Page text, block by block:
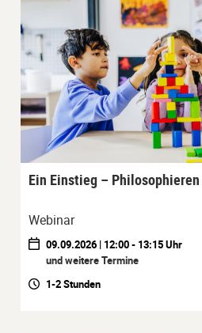
Ein Einstieg –
Webinar
09.09.2026 | 12:00 - 13:15 Uhr
und weitere Termine
1-2 Stunden